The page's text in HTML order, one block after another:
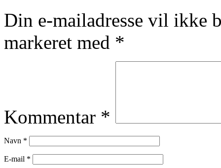
Din e-mailadresse vil ikke
markeret med *
Kommentar *
Navn *
E-mail *